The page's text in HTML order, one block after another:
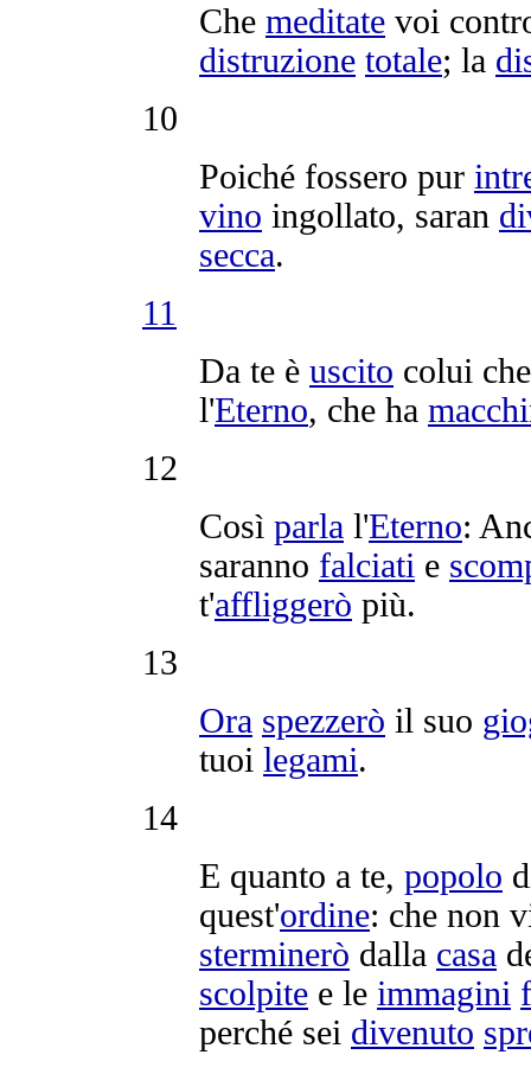
Che meditate voi
distruzione totale; la
10
Poiché fossero pur
vino ingollato, saran
secca.
11
Da te è uscito colui
l'Eterno, che ha
12
Così parla l'Eterno:
saranno falciati e
t'affliggerò più.
13
Ora spezzerò il suo
tuoi legami.
14
E quanto a te, popolo
quest'ordine: che non
sterminerò dalla casa
scolpite e le immagini
perché sei divenuto